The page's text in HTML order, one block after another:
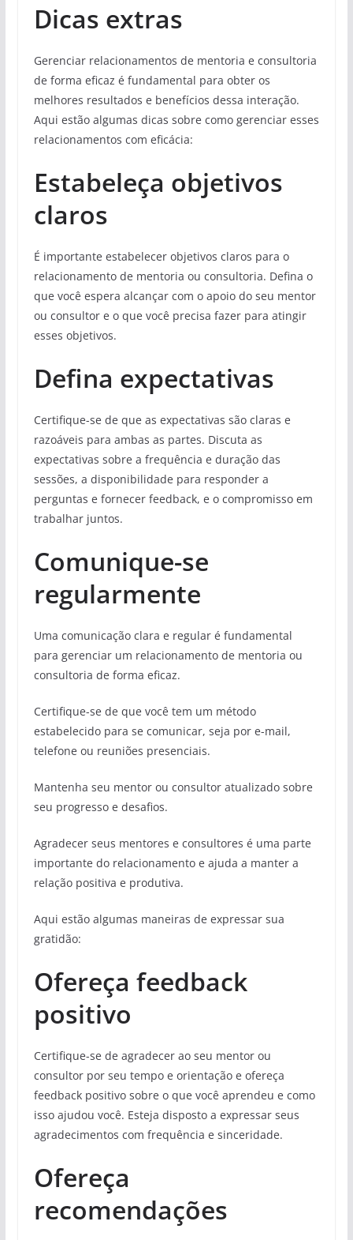
Dicas extras
Gerenciar relacionamentos de mentoria e consultoria
de forma eficaz é fundamental para obter os
melhores resultados e benefícios dessa interação.
Aqui estão algumas dicas sobre como gerenciar esses
relacionamentos com eficácia:
Estabeleça objetivos
claros
É importante estabelecer objetivos claros para o
relacionamento de mentoria ou consultoria. Defina o
que você espera alcançar com o apoio do seu mentor
ou consultor e o que você precisa fazer para atingir
esses objetivos.
Defina expectativas
Certifique-se de que as expectativas são claras e
razoáveis para ambas as partes. Discuta as
expectativas sobre a frequência e duração das
sessões, a disponibilidade para responder a
perguntas e fornecer feedback, e o compromisso em
trabalhar juntos.
Comunique-se
regularmente
Uma comunicação clara e regular é fundamental
para gerenciar um relacionamento de mentoria ou
consultoria de forma eficaz.
Certifique-se de que você tem um método
estabelecido para se comunicar, seja por e-mail,
telefone ou reuniões presenciais.
Mantenha seu mentor ou consultor atualizado sobre
seu progresso e desafios.
Agradecer seus mentores e consultores é uma parte
importante do relacionamento e ajuda a manter a
relação positiva e produtiva.
Aqui estão algumas maneiras de expressar sua
gratidão:
Ofereça feedback
positivo
Certifique-se de agradecer ao seu mentor ou
consultor por seu tempo e orientação e ofereça
feedback positivo sobre o que você aprendeu e como
isso ajudou você. Esteja disposto a expressar seus
agradecimentos com frequência e sinceridade.
Ofereça
recomendações